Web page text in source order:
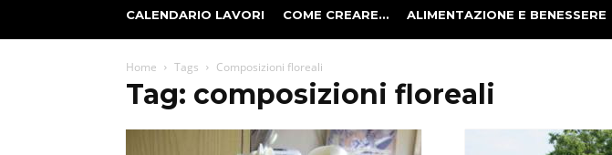
CALENDARIO LAVORI COME CREARE… ALIMENTAZIONE E BENESSERE
Home Tags Composizioni floreali
Tag: composizioni floreali